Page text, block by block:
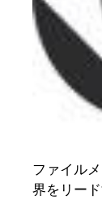
ファイル
界をリー